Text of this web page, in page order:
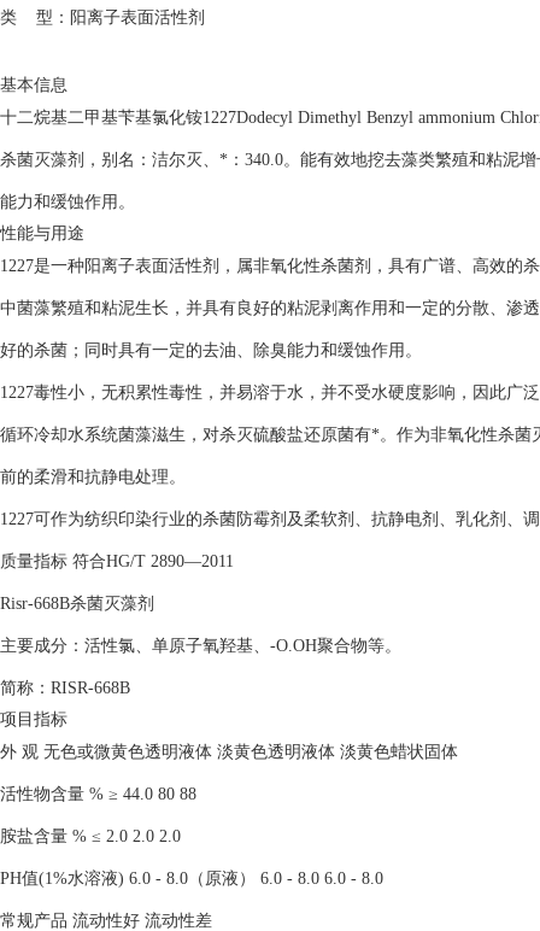
类 型：阳离子表面活性剂
基本信息
十二烷基二甲基苄基氯化铵1227Dodecyl Dimethyl Benzyl ammonium
杀菌灭藻剂，别名：洁尔灭、*：340.0。能有效地挖去藻类繁殖和粘泥
能力和缓蚀作用。
性能与用途
1227是一种阳离子表面活性剂，属非氧化性杀菌剂，具有广谱、高效的
中菌藻繁殖和粘泥生长，并具有良好的粘泥剥离作用和一定的分散、渗
好的杀菌；同时具有一定的去油、除臭能力和缓蚀作用。
1227毒性小，无积累性毒性，并易溶于水，并不受水硬度影响，因此
循环冷却水系统菌藻滋生，对杀灭硫酸盐还原菌有*。作为非氧化性杀
前的柔滑和抗静电处理。
1227可作为纺织印染行业的杀菌防霉剂及柔软剂、抗静电剂、乳化剂、
质量指标 符合HG/T 2890—2011
Risr-668B杀菌灭藻剂
主要成分：活性氯、单原子氧羟基、-O.OH聚合物等。
简称：RISR-668B
项目指标
外 观 无色或微黄色透明液体 淡黄色透明液体 淡黄色蜡状固体
活性物含量 % ≥ 44.0 80 88
胺盐含量 % ≤ 2.0 2.0 2.0
PH值(1%水溶液) 6.0 - 8.0（原液） 6.0 - 8.0 6.0 - 8.0
常规产品 流动性好 流动性差